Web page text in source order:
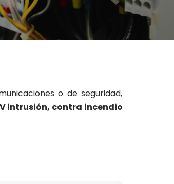
o de seguridad,
intrusión, contra incendio